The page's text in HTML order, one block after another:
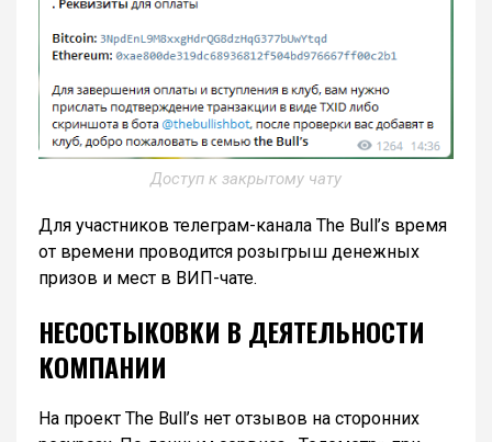
Доступ к закрытому чату
Для участников телеграм-канала The Bull’s время
от времени проводится розыгрыш денежных
призов и мест в ВИП-чате.
НЕСОСТЫКОВКИ В ДЕЯТЕЛЬНОСТИ
КОМПАНИИ
На проект The Bull’s нет отзывов на сторонних